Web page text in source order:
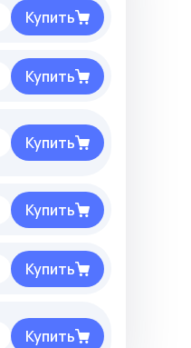
Купить
Купить
Купить
Купить
Купить
Купить